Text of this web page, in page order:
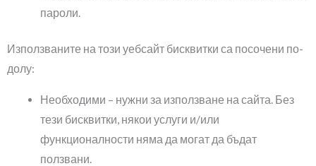
пароли.
Използваните на този уебсайт бисквитки са посочени по-
долу:
Необходими – нужни за използване на сайта. Без
тези бисквитки, някои услуги и/или
функционалности няма да могат да бъдат
ползвани.